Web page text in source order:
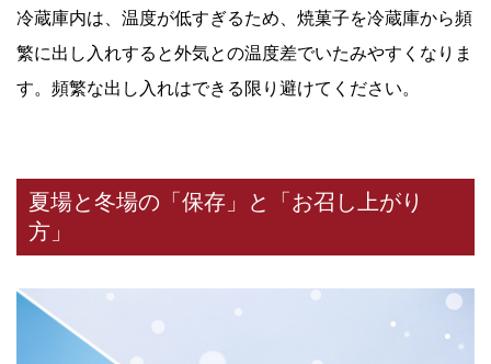
冷蔵庫内は、温度が低すぎるため、焼菓子を冷蔵庫から頻
繁に出し入れすると外気との温度差でいたみやすくなりま
す。頻繁な出し入れはできる限り避けてください。
夏場と冬場の「保存」と「お召し上がり
方」